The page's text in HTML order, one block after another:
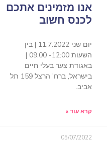
אנו מזמינים אתכם
לכנס חשוב
יום שני 11.7.2022 | בין
השעות 12:00- 09:00 |
באגודת צער בעלי חיים
בישראל, ברח' הרצל 159 תל
אביב.
קרא עוד »
05/07/2022